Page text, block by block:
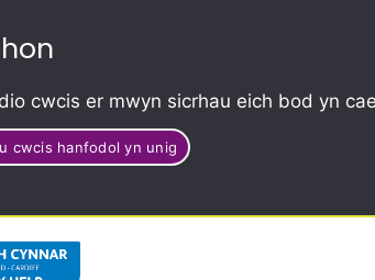
cwcis er mwyn sicrhau eich bod yn
cwcis hanfodol yn unig